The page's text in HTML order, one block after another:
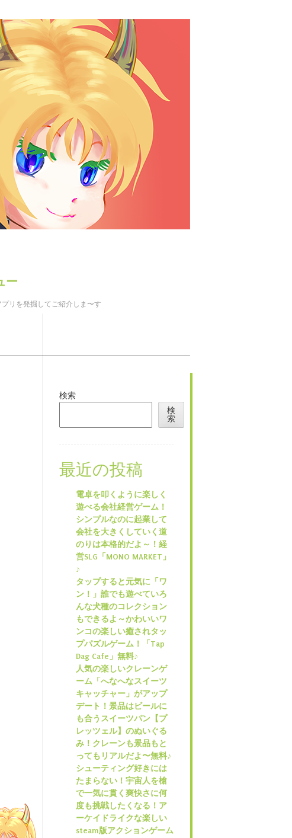
ー
リを発掘してご紹介しま〜す
検索
検
索
最近の投稿
電卓を叩くように楽しく
遊べる会社経営ゲーム！
シンプルなのに起業して
会社を大きくしていく道
のりは本格的だよ～！経
営SLG「MONO MARKET」
♪
タップすると元気に「ワ
ン！」誰でも遊べていろ
んな犬種のコレクション
もできるよ～かわいいワ
ンコの楽しい癒されタッ
プパズルゲーム！「Tap
Dag Cafe」無料♪
人気の楽しいクレーンゲ
ーム「へなへなスイーツ
キャッチャー」がアップ
デート！景品はビールに
も合うスイーツパン【プ
レッツェル】のぬいぐる
み！クレーンも景品もと
ってもリアルだよ〜無料♪
シューティング好きには
たまらない！宇宙人を槍
で一気に貫く爽快さに何
度も挑戦したくなる！ア
ーケイドライクな楽しい
steam版アクションゲーム